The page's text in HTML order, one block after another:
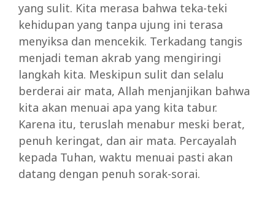
yang sulit. Kita merasa bahwa teka-teki
kehidupan yang tanpa ujung ini terasa
menyiksa dan mencekik. Terkadang tangis
menjadi teman akrab yang mengiringi
langkah kita. Meskipun sulit dan selalu
berderai air mata, Allah menjanjikan bahwa
kita akan menuai apa yang kita tabur.
Karena itu, teruslah menabur meski berat,
penuh keringat, dan air mata. Percayalah
kepada Tuhan, waktu menuai pasti akan
datang dengan penuh sorak-sorai.